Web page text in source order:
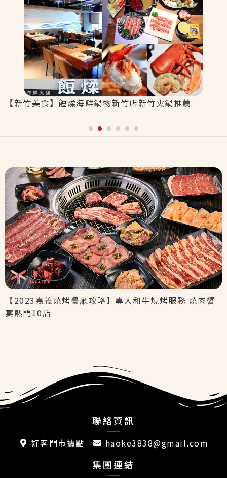
【新竹美食】餖煣海鮮鍋物新竹店新竹火鍋推薦
【2023嘉義燒烤餐廳攻略】專人和牛燒烤服務 燒肉響
宴熱門10店
聯絡資訊
好客門市據點 haoke3838@gmail.com
集團連結